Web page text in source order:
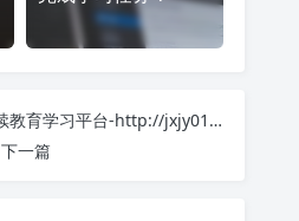
陕西省专业技术人员继续教育学习平台-http://jxjy01.xidian.edu.cn/ 刷课也能轻松过！简单技巧大公开
下一篇